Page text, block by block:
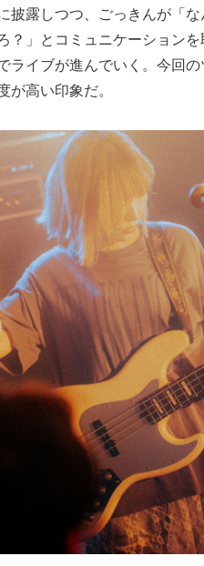
披露しつつ、ごっきんが「
？」とコミュニケーション
ライブが進んでいく。今回
が高い印象だ。